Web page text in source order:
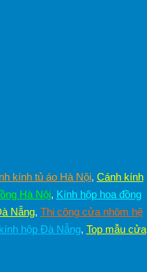
kính tủ áo Hà Nội, Cánh kính
Hà Nội, Kính hộp hoa đồng
Nẵng, Thi công cửa nhôm hệ
hộp Đà Nẵng, Top mẫu cửa